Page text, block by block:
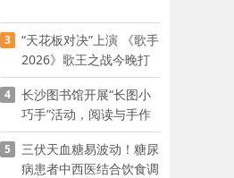
3
“天花板对决”上演 《歌手
2026》歌王之战今晚打
响
4
长沙图书馆开展“长图小
巧手”活动，阅读与手作
赋能少儿暑期成长
5
三伏天血糖易波动！糖尿
病患者中西医结合饮食调